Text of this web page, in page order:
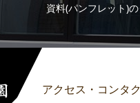
資料(パンフレット)
アクセス・コンタ